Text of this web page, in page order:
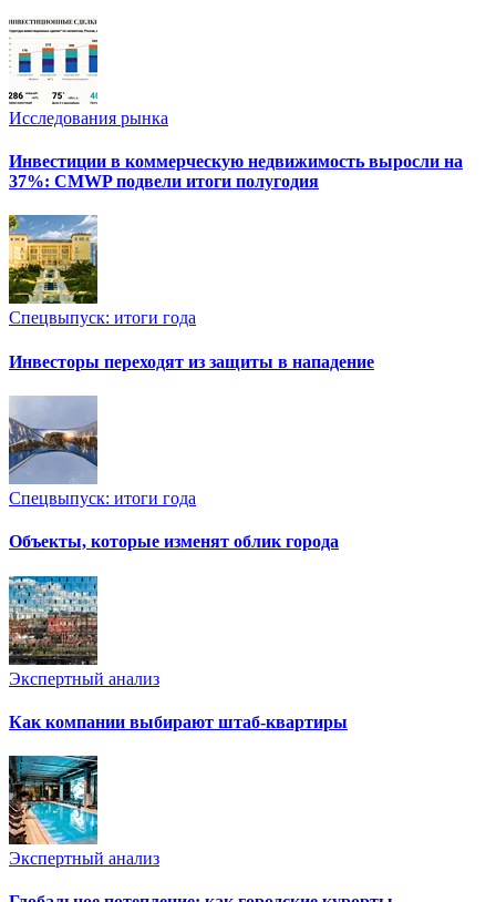
Исследования рынка
Инвестиции в коммерческую недвижимость выросли на
37%: CMWP подвели итоги полугодия
Спецвыпуск: итоги года
Инвесторы переходят из защиты в нападение
Спецвыпуск: итоги года
Объекты, которые изменят облик города
Экспертный анализ
Как компании выбирают штаб-квартиры
Экспертный анализ